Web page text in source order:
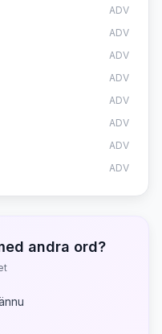
ADV
ADV
ADV
ADV
ADV
ADV
ADV
ADV
andra ord?